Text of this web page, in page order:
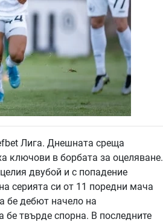
Лига. Днешната среща
ключови в борбата за оцеляване.
двубой и с попадение
серията си от 11 поредни мача
бе дебют начело на
твърде спорна. В последните